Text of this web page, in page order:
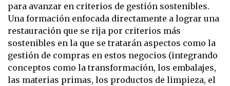
para avanzar en criterios de gestión sostenibles.
Una formación enfocada directamente a lograr una
restauración que se rija por criterios más
sostenibles en la que se tratarán aspectos como la
gestión de compras en estos negocios (integrando
conceptos como la transformación, los embalajes,
las materias primas, los productos de limpieza, el